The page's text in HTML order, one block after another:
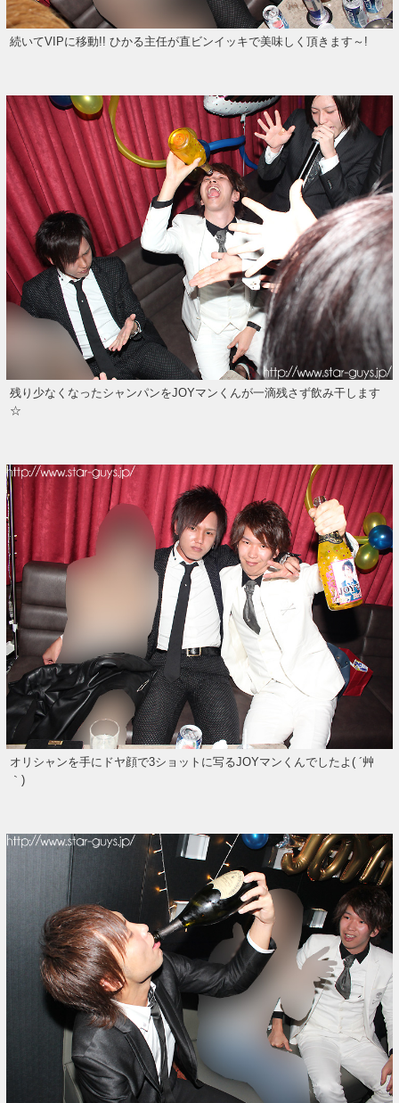
続いてVIPに移動!! ひかる主任が直ビンイッキで美味しく頂きます～!
残り少なくなったシャンパンをJOYマンくんが一滴残さず飲み干します
☆
オリシャンを手にドヤ顔で3ショットに写るJOYマンくんでしたよ( ´艸
｀)